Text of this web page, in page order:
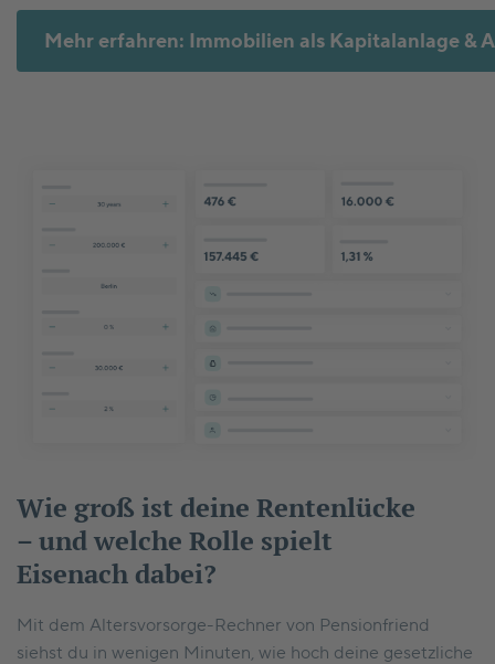
Mehr erfahren: Immobilien als Kapitalanlage &
Wie groß ist deine Rentenlücke
– und welche Rolle spielt
Eisenach dabei?
Mit dem Altersvorsorge-Rechner von Pensionfriend
siehst du in wenigen Minuten, wie hoch deine gesetzliche